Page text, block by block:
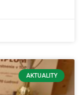
AKTUALITY